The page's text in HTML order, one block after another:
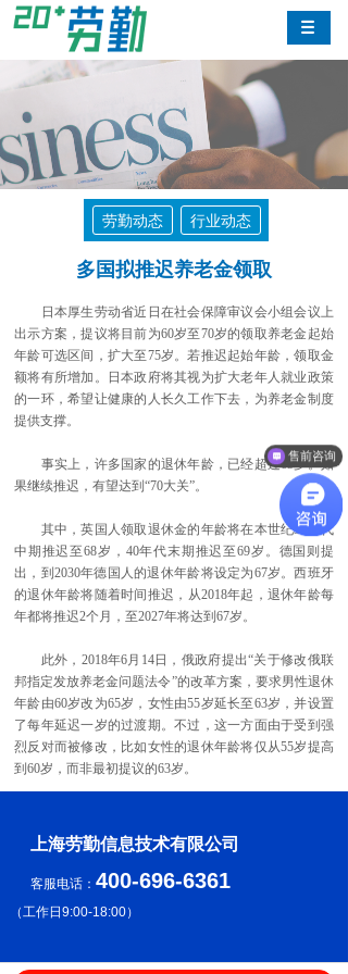
劳勤动态 行业动态
多国拟推迟养老金领取
日本厚生劳动省近日在社会保障审议会小组会议上
出示方案，提议将目前为60岁至70岁的领取养老金起始
年龄可选区间，扩大至75岁。若推迟起始年龄，领取金
额将有所增加。日本政府将其视为扩大老年人就业政策
的一环，希望让健康的人长久工作下去，为养老金制度
提供支撑。
事实上，许多国家的退休年龄，已经超过65岁。如
果继续推迟，有望达到“70大关”。
其中，英国人领取退休金的年龄将在本世纪30年代
中期推迟至68岁，40年代末期推迟至69岁。德国则提
出，到2030年德国人的退休年龄将设定为67岁。西班牙
的退休年龄将随着时间推迟，从2018年起，退休年龄每
年都将推迟2个月，至2027年将达到67岁。
此外，2018年6月14日，俄政府提出“关于修改俄联
邦指定发放养老金问题法令”的改革方案，要求男性退休
年龄由60岁改为65岁，女性由55岁延长至63岁，并设置
了每年延迟一岁的过渡期。不过，这一方面由于受到强
烈反对而被修改，比如女性的退休年龄将仅从55岁提高
到60岁，而非最初提议的63岁。
客服电话： 400-696-6361
（工作日9:00-18:00）
上海劳勤信息技术有限公司
售前咨询